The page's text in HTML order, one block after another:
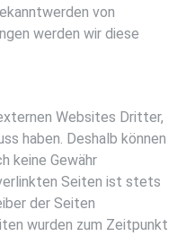
von
werden wir diese
Websites Dritter,
haben. Deshalb können
keine Gewähr
Seiten ist stets
der Seiten
wurden zum Zeitpunkt